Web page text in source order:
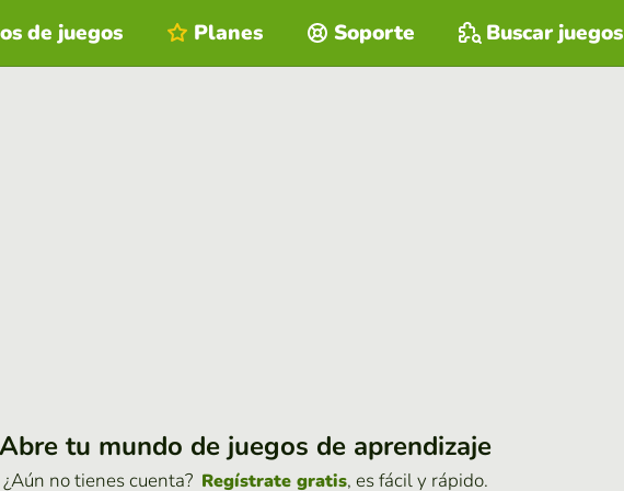
de juegos Planes Soporte Buscar juegos
Abre tu mundo de juegos de aprendizaje
¿Aún no tienes cuenta? Regístrate gratis, es fácil y rápido.